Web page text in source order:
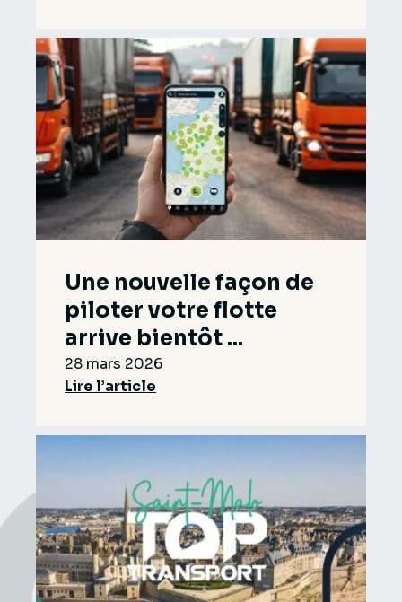
Une nouvelle façon de
piloter votre flotte
arrive bientôt ...
28 mars 2026
Lire l’article